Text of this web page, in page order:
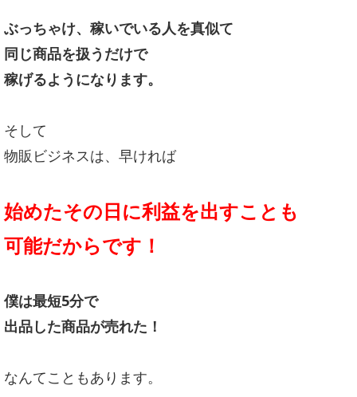
ぶっちゃけ、稼いでいる人を真似て
同じ商品を扱うだけで
稼げるようになります。
そして
物販ビジネスは、早ければ
始めたその日に利益を出すことも
可能だからです！
僕は最短5分で
出品した商品が売れた！
なんてこともあります。